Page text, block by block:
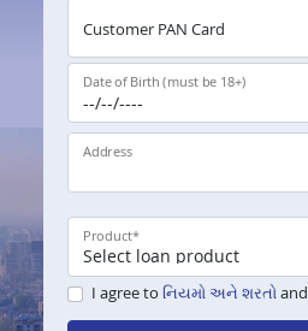
Customer PAN Card
Date of Birth (must be 18+)
Address
Product*
I agree to નિયમો અને શરતોand